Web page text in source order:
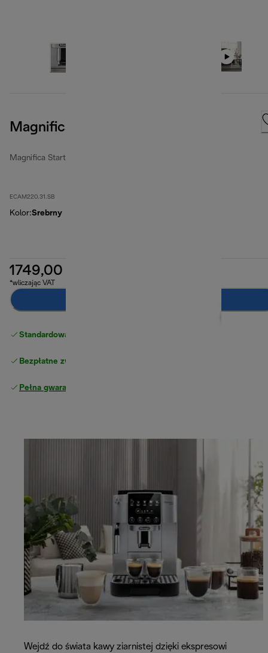
Magnifica Start
Magnifica Start
ECAM220.31.SB
Kolor:Srebrny
1749,00 zł
*wliczając VAT
Standardowa bezpłatna dostawa
Bezpłatne zwroty
Pełna gwarancja producenta
Wejdź do świata kawy ziarnistej dzięki ekspresowi